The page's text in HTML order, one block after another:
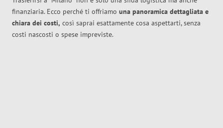
finanziaria. Ecco perché ti offriamo una panoramica dettagliata e
chiara dei costi, così saprai esattamente cosa aspettarti, senza
costi nascosti o spese impreviste.